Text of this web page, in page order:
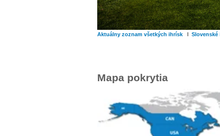
Aktuálny zoznam všetkých ihrísk l Slovenské
Mapa pokrytia